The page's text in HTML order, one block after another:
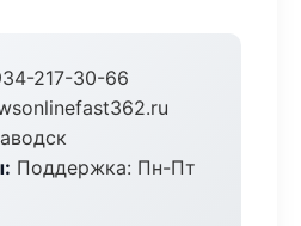
217-30-66
Поддержка: Пн-Пт